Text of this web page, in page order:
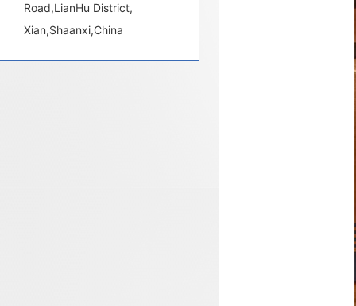
Road,LianHu District,
Xian,Shaanxi,China